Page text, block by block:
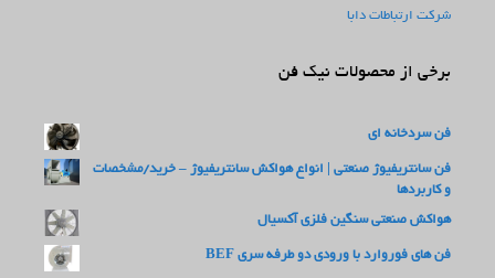
شرکت ارتباطات دابا
برخی از محصولات نیک فن
فن سردخانه ای
فن سانتریفیوژ صنعتی | انواع هواکش سانتریفیوژ – خرید/مشخصات
و کاربردها
هواکش صنعتی سنگین فلزی آکسیال
فن های فوروارد با ورودی دو طرفه سری BEF